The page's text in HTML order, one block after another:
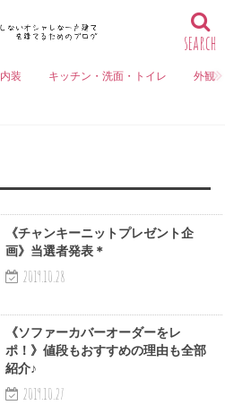
search
内装 キッチン・洗面・トイレ 外観
《チャンキーニットプレゼント企
画》当選者発表＊
2019.10.28
《ソファーカバーオーダーをレ
ポ！》値段もおすすめの理由も全部
紹介♪
2019.10.27